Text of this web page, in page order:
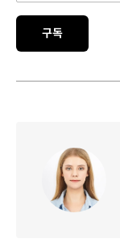
구독